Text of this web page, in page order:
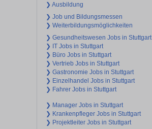
❯ Ausbildung
❯ Job und Bildungsmessen
❯ Weiterbildungsmöglichkeiten
❯ Gesundheitswesen Jobs in Stuttgart
❯ IT Jobs in Stuttgart
❯ Büro Jobs in Stuttgart
❯ Vertrieb Jobs in Stuttgart
❯ Gastronomie Jobs in Stuttgart
❯ Einzelhandel Jobs in Stuttgart
❯ Fahrer Jobs in Stuttgart
❯ Manager Jobs in Stuttgart
❯ Krankenpfleger Jobs in Stuttgart
❯ Projektleiter Jobs in Stuttgart